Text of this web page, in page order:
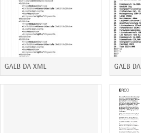
GAEB DA XML GAEB